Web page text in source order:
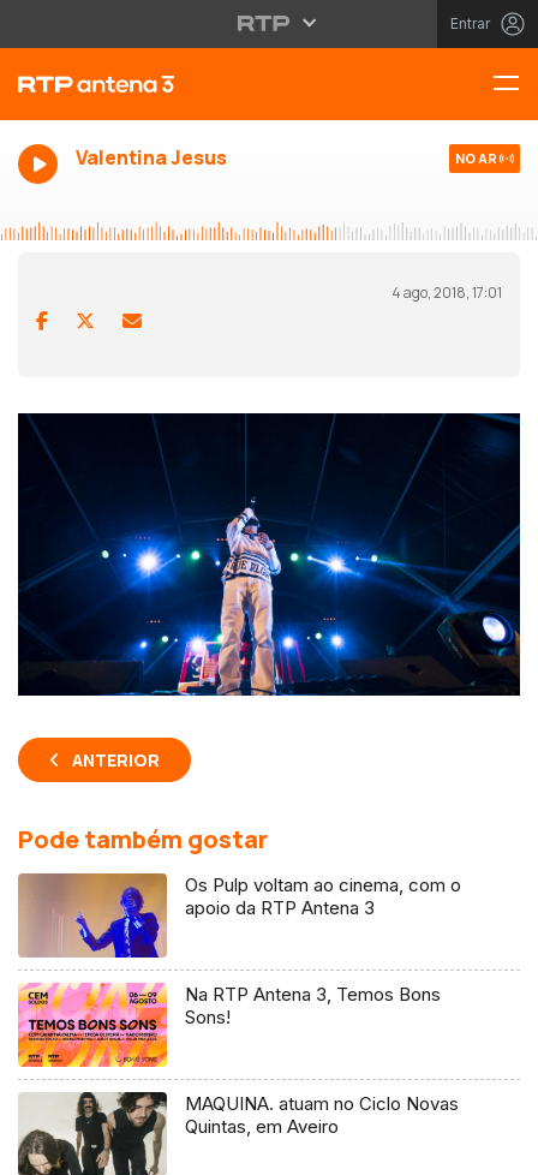
Entrar
Valentina Jesus NO AR
4 ago, 2018, 17:01
ANTERIOR
Pode também gostar
Os Pulp voltam ao cinema, com o
apoio da RTP Antena 3
Na RTP Antena 3, Temos Bons
Sons!
MAQUINA. atuam no Ciclo Novas
Quintas, em Aveiro